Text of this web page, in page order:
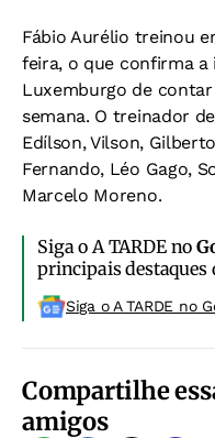
Fábio Aurélio treinou
feira, o que confirma a
Luxemburgo de
semana. O treinador
Edílson, Vilson,
Fernando, Léo Gago,
Marcelo Moreno.
Siga o A TARDE no
principais destaques
Siga o A TARDE no
Compartilhe
amigos